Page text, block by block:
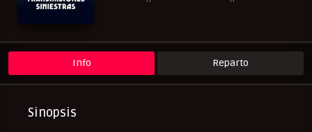
NewPelis org
Paraveronline
Pelispop
RepelisHD.TV
Suspense
Terror
UltraPelisHD
Info Reparto
Sinopsis